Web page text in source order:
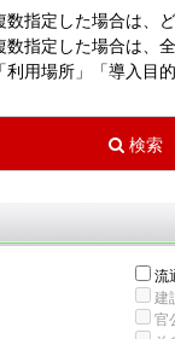
指定した場合は、
指定した場合は、
用場所」「導入目
流
建
官